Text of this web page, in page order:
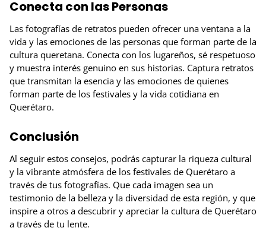
Conecta con las Personas
Las fotografías de retratos pueden ofrecer una ventana a la
vida y las emociones de las personas que forman parte de la
cultura queretana. Conecta con los lugareños, sé respetuoso
y muestra interés genuino en sus historias. Captura retratos
que transmitan la esencia y las emociones de quienes
forman parte de los festivales y la vida cotidiana en
Querétaro.
Conclusión
Al seguir estos consejos, podrás capturar la riqueza cultural
y la vibrante atmósfera de los festivales de Querétaro a
través de tus fotografías. Que cada imagen sea un
testimonio de la belleza y la diversidad de esta región, y que
inspire a otros a descubrir y apreciar la cultura de Querétaro
a través de tu lente.